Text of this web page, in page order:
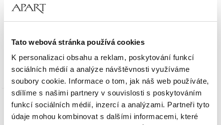
Tato webová stránka používá cookies
K personalizaci obsahu a reklam, poskytování funkcí
sociálních médií a analýze návštěvnosti využíváme
soubory cookie. Informace o tom, jak náš web používáte,
sdílíme s našimi partnery v souvislosti s poskytováním
funkcí sociálních médií, inzercí a analýzami. Partneři tyto
údaje mohou kombinovat s dalšími informacemi, které
Pozlacený prsten z mosazi se zirkony - květy
890 Kč